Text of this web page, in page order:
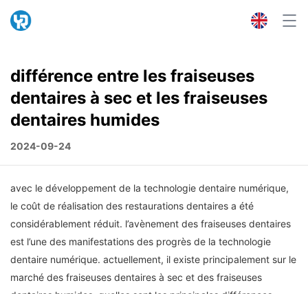
différence entre les fraiseuses
dentaires à sec et les fraiseuses
dentaires humides
2024-09-24
avec le développement de la technologie dentaire numérique,
le coût de réalisation des restaurations dentaires a été
considérablement réduit. l’avènement des fraiseuses dentaires
est l’une des manifestations des progrès de la technologie
dentaire numérique. actuellement, il existe principalement sur le
marché des fraiseuses dentaires à sec et des fraiseuses